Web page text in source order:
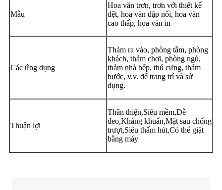
Mẫu
Hoa văn trơn, trơn với thiết kế
dệt, hoa văn dập nổi, hoa văn
cao thấp, hoa văn in
Các ứng dụng
Thảm ra vào, phòng tắm, phòng
khách, thảm chơi, phòng ngủ,
thảm nhà bếp, thú cưng, thảm
bước, v.v. để trang trí và sử
dụng.
Thuận lợi
Thân thiện,Siêu mềm,Dễ
đeo,Kháng khuẩn,Mặt sau chống
trượt,Siêu thấm hút,Có thể giặt
bằng máy